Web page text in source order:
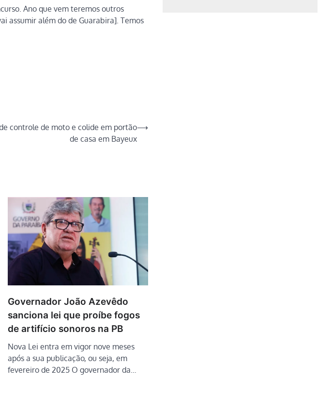
Ano que vem teremos outros
assumir além do de Guarabira]. Temos
controle de moto e colide em portão
de casa em Bayeux
⟶
Governador João Azevêdo
sanciona lei que proíbe fogos
de artifício sonoros na PB
Nova Lei entra em vigor nove meses
após a sua publicação, ou seja, em
fevereiro de 2025 O governador da…